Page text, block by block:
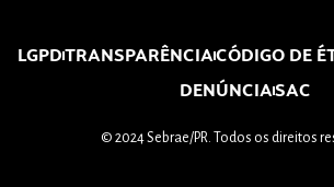
LGPDTRANSPARÊNCIACÓDIGO DE
DENÚNCIASAC
© 2024 Sebrae/PR. Todos os direitos